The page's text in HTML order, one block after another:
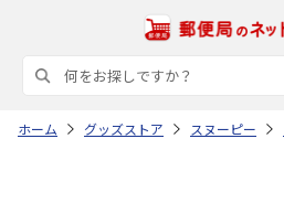
ホーム グッズストア スヌーピー